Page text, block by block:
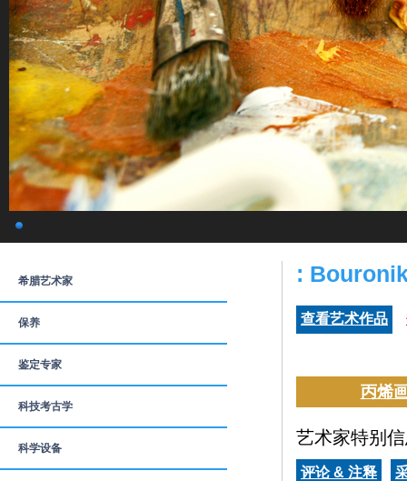
希腊艺术家
保养
鉴定专家
科技考古学
科学设备
:
查看艺术作品
丙烯
艺术家特别
评论 & 注释